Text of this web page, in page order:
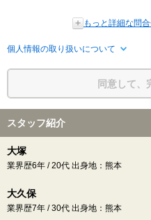
もっと詳細な問
個人情報の取り扱いについて
同意して、
スタッフ紹介
大塚
業界歴6年 / 20代 出身地：熊本
大久保
業界歴7年 / 30代 出身地：熊本